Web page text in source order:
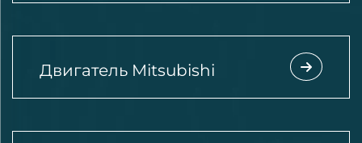
Двигатель Mitsubishi